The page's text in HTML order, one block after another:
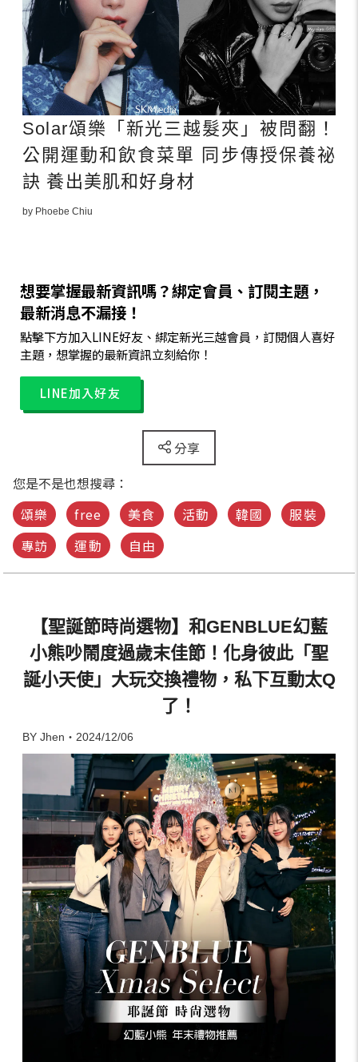
Solar頌樂「新光三越髮夾」被問翻！
公開運動和飲食菜單 同步傳授保養祕
訣 養出美肌和好身材
by Phoebe Chiu
想要掌握最新資訊嗎？綁定會員、訂閱主題，
最新消息不漏接！
點擊下方加入LINE好友、綁定新光三越會員，訂閱個人喜好
主題，想掌握的最新資訊立刻給你！
LINE加入好友
分享
您是不是也想搜尋：
頌樂
free 美食 活動 韓國
服裝
專訪
運動 自由
【聖誕節時尚選物】和GENBLUE幻藍
小熊吵鬧度過歲末佳節！化身彼此「聖
誕小天使」大玩交換禮物，私下互動太Q
了！
BY Jhen・2024/12/06